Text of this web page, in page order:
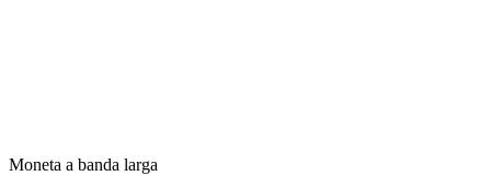
Moneta a banda larga